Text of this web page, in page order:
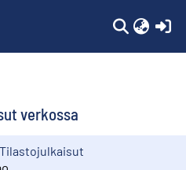
verkossa
Tilastojulkaisut